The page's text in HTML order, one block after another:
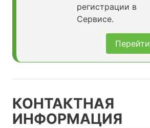
регистрации в
Сервисе.
Перейти
КОНТАКТНАЯ
ИНФОРМАЦИЯ